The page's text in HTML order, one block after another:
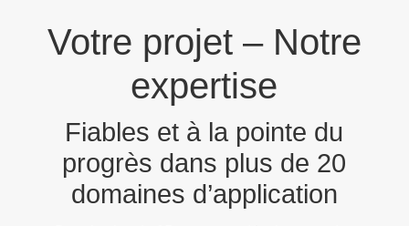
Votre projet – Notre
expertise
Fiables et à la pointe du
progrès dans plus de 20
domaines d’application